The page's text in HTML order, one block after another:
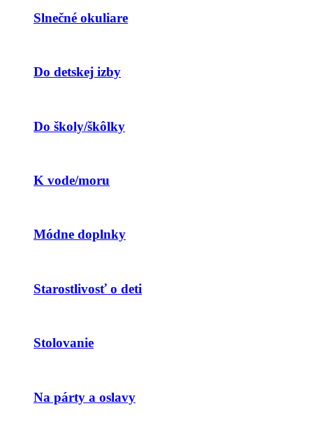
Slnečné okuliare
Do detskej izby
Do školy/škôlky
K vode/moru
Módne doplnky
Starostlivosť o deti
Stolovanie
Na párty a oslavy